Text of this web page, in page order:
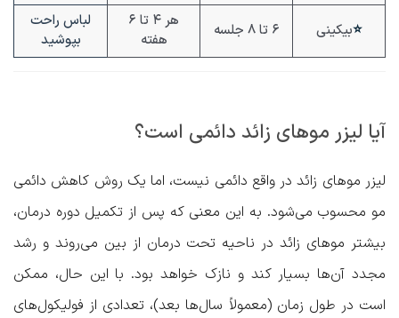
⭐بیکینی ۶ تا ۸ جلسه
هر ۴ تا ۶
هفته
لباس راحت
بپوشید
آیا لیزر موهای زائد دائمی است؟
لیزر موهای زائد در واقع دائمی نیست، اما یک روش کاهش دائمی
مو محسوب می‌شود. به این معنی که پس از تکمیل دوره درمان،
بیشتر موهای زائد در ناحیه تحت درمان از بین می‌روند و رشد
مجدد آن‌ها بسیار کند و نازک خواهد بود. با این حال، ممکن
است در طول زمان (معمولاً سال‌ها بعد)، تعدادی از فولیکول‌های